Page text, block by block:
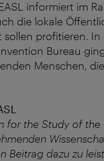
informiert im
die lokale
profitieren.
Bureau
Menschen,
for the Study of
Beitrag dazu zu